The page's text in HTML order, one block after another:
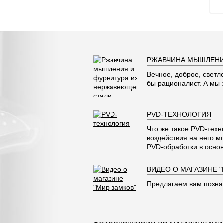
РЖАВЧИНА
Вечное, доброе,
бы рационалист. А мы
PVD-ТЕХНОЛОГИЯ
Что же такое PVD-
воздействия на него
PVD-обработки в
ВИДЕО О МАГАЗИНЕ
Предлагаем вам